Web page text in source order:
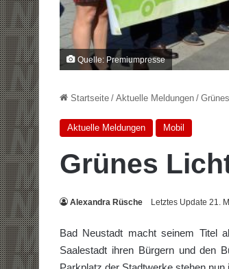
Quelle: Premiumpresse
Startseite / Aktuelle Meldungen /
Aktuelle Meldungen Mobil
Grünes
Alexandra Rüsche Letztes Update 21.
Bad Neustadt macht seinem Titel
Saalestadt ihren Bürgern und den